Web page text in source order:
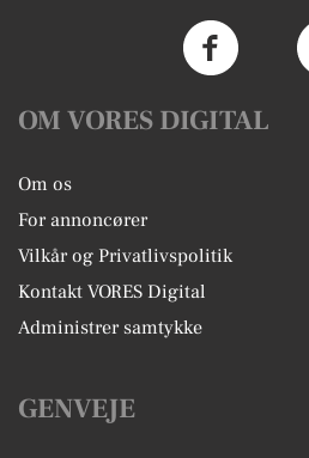
OM VORES DIGITAL
Om os
For annoncører
Vilkår og Privatlivspolitik
Kontakt VORES Digital
Administrer samtykke
GENVEJE